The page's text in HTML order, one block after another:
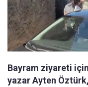
Bayram ziyareti
yazar Ayten